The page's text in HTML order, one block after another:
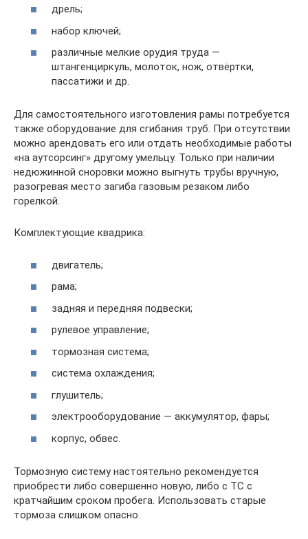
дрель;
набор ключей;
различные мелкие орудия труда —
штангенциркуль, молоток, нож, отвёртки,
пассатижи и др.
Для самостоятельного изготовления рамы потребуется
также оборудование для сгибания труб. При отсутствии
можно арендовать его или отдать необходимые работы
«на аутсорсинг» другому умельцу. Только при наличии
недюжинной сноровки можно выгнуть трубы вручную,
разогревая место загиба газовым резаком либо
горелкой.
Комплектующие квадрика:
двигатель;
рама;
задняя и передняя подвески;
рулевое управление;
тормозная система;
система охлаждения;
глушитель;
электрооборудование — аккумулятор, фары;
корпус, обвес.
Тормозную систему настоятельно рекомендуется
приобрести либо совершенно новую, либо с ТС с
кратчайшим сроком пробега. Использовать старые
тормоза слишком опасно.